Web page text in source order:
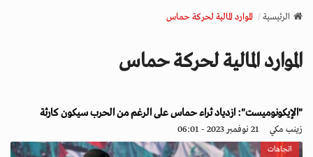
v
a
o
n
الرئيسية الموارد المالية لحركة حماس
الموارد المالية لحركة حماس
"الإيكونوميست": ازدياد ثراء حماس على الرغم من الحرب سيكون كارثة
زينب مكي 21 نوفمبر 2023 - 06:01
اتجاهات